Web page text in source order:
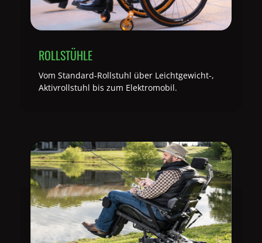
ROLLSTÜHLE
Vom Standard-Rollstuhl über Leichtgewicht-,
Aktivrollstuhl bis zum Elektromobil.